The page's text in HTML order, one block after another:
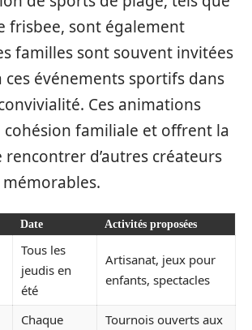
frisbee, sont également
familles sont souvent invitées
ces événements sportifs dans
Ces animations
familiale et offrent la
d’autres créateurs
Date Activités proposées
Tous les
jeudis en
été
Artisanat, jeux pour
enfants, spectacles
Chaque Tournois ouverts aux